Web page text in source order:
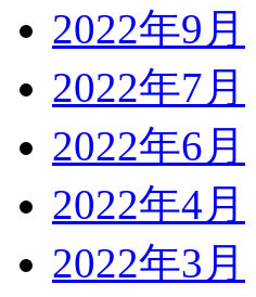
2022年9月
2022年7月
2022年6月
2022年4月
2022年3月